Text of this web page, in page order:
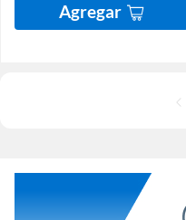
Agregar